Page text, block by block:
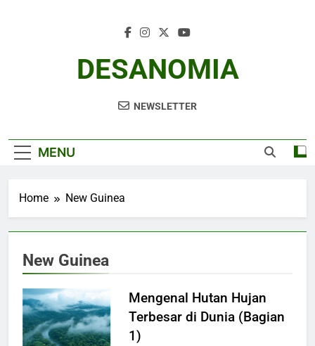
DESANOMIA
NEWSLETTER
MENU
Home New Guinea
New Guinea
Mengenal Hutan Hujan
Terbesar di Dunia (Bagian
1)